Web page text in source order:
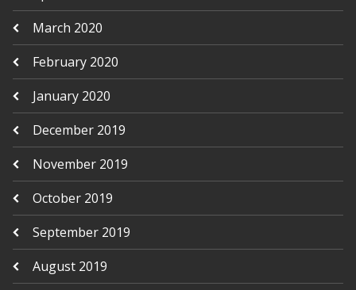
March 2020
February 2020
January 2020
December 2019
November 2019
October 2019
September 2019
August 2019